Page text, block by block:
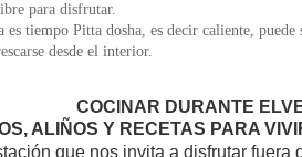
para disfrutar.
es tiempo Pitta dosha, es decir caliente,
desde el interior.
COCINAR DURANTE
ALIÑOS Y RECETAS PARA
que nos invita a disfrutar fuera